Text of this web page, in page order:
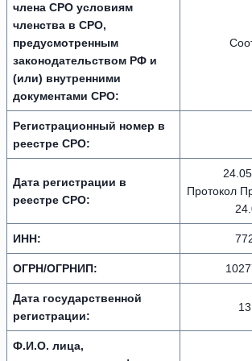
члена СРО условиям
членства в СРО,
предусмотренным
законодательством РФ и
(или) внутренними
документами СРО:
Регистрационный номер в
реестре СРО:
Дата регистрации в
реестре СРО:
Протокол
ИНН:
ОГРН/ОГРНИП:
Дата государственной
регистрации:
Ф.И.О. лица,